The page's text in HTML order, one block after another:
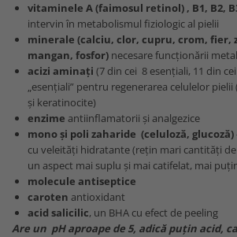
vitaminele A (faimosul retinol) , B1, B2,
intervin în metabolismul fiziologic al pielii
minerale (calciu, clor, cupru, crom, fier,
mangan, fosfor) necesare funcționării
acizi aminați (7 din cei 8 esențiali, 11 din
„esențiali” pentru regenerarea celulelor
și keratinocite)
enzime antiinflamatorii și analgezice
mono și poli zaharide (celuloză, glucoză)
cu veleități hidratante (rețin mari cantități
un aspect mai suplu și mai catifelat, mai
molecule antiseptice
caroten antioxidant
acid salicilic, un BHA cu efect de peeling
Are un pH aproape de 5, adică puțin acid,